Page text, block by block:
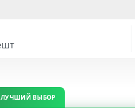
ЛУЧШИЙ ВЫБОР